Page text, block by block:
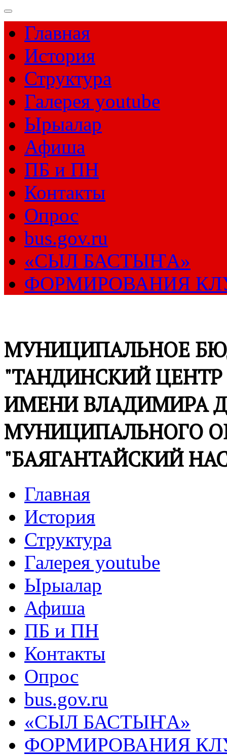
Главная
История
Структура
Галерея youtube
Ырыалар
Афиша
ПБ и ПН
Контакты
Опрос
bus.gov.ru
«СЫЛ БАСТЫҤА»
ФОРМИРОВАНИЯ
МУНИЦИПАЛЬНОЕ
"ТАНДИНСКИЙ
ИМЕНИ ВЛАДИМИРА
МУНИЦИПАЛЬНОГО
"БАЯГАНТАЙСКИЙ
Главная
История
Структура
Галерея youtube
Ырыалар
Афиша
ПБ и ПН
Контакты
Опрос
bus.gov.ru
«СЫЛ БАСТЫҤА»
ФОРМИРОВАНИЯ